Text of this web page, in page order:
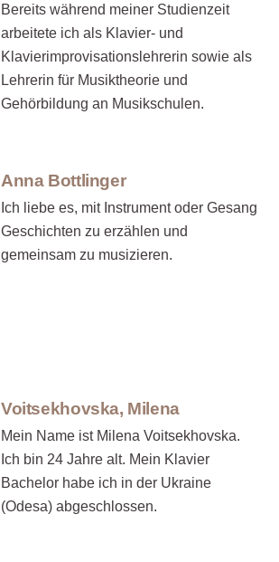
Bereits während meiner Studienzeit
arbeitete ich als Klavier- und
Klavierimprovisationslehrerin sowie als
Lehrerin für Musiktheorie und
Gehörbildung an Musikschulen.
Anna Bottlinger
Ich liebe es, mit Instrument oder Gesang
Geschichten zu erzählen und
gemeinsam zu musizieren.
Voitsekhovska, Milena
Mein Name ist Milena Voitsekhovska.
Ich bin 24 Jahre alt. Mein Klavier
Bachelor habe ich in der Ukraine
(Odesa) abgeschlossen.